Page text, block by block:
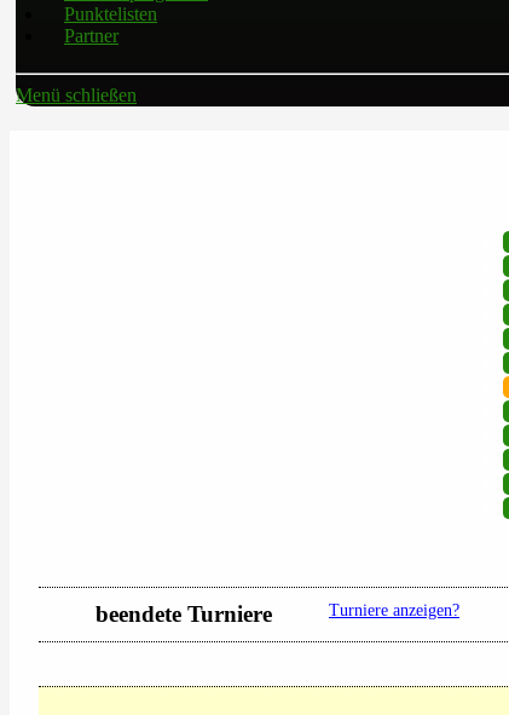
Punktelisten
Partner
Menü schließen
beendete Turniere Turniere anzeigen?